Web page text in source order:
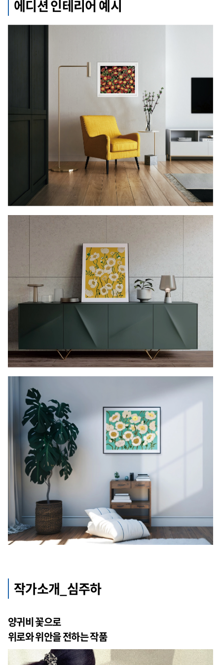
에디션 인테리어 예시
작가소개_심주하
양귀비 꽃으로
위로와 위안을 전하는 작품